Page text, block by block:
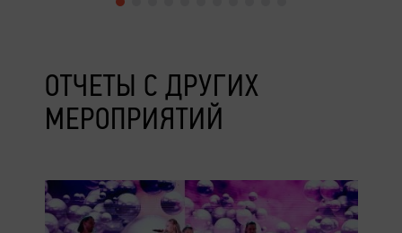
ОТЧЕТЫ С ДРУГИХ
МЕРОПРИЯТИЙ